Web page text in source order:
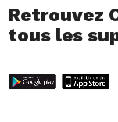
Retrouvez
tous les